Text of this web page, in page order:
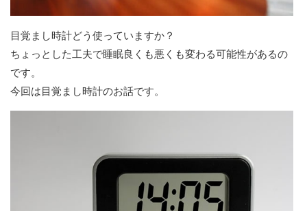
目覚まし時計どう使っていますか？
ちょっとした工夫で睡眠良くも悪くも変わる可能性があるの
です。
今回は目覚まし時計のお話です。